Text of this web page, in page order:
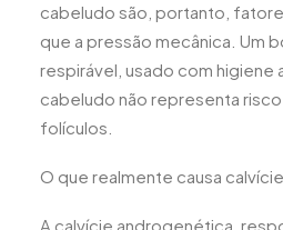
cabeludo são, portanto,
que a pressão mecânica. Um
respirável, usado com higiene
cabeludo não representa
folículos.
O que realmente causa calvície
A calvície androgenética,